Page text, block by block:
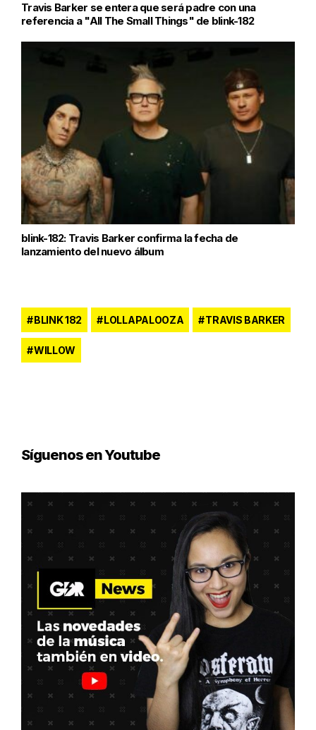
Travis Barker se entera que será padre con una
referencia a "All The Small Things" de blink-182
blink-182: Travis Barker confirma la fecha de
lanzamiento del nuevo álbum
BLINK 182 LOLLAPALOOZA TRAVIS BARKER
WILLOW
Síguenos en Youtube